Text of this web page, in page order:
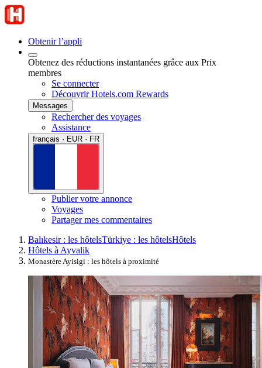
Obtenir l’appli
Obtenez des réductions instantanées grâce aux Prix
membres
Se connecter
Découvrir Hotels.com Rewards
Messages
Rechercher des voyages
Assistance
français · EUR · FR
Publier votre annonce
Voyages
Partager mes commentaires
Balıkesir : les hôtelsTürkiye : les hôtelsHôtels
Hôtels à Ayvalik
Monastère Ayisigi : les hôtels à proximité